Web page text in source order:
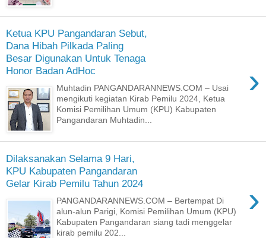
Ketua KPU Pangandaran Sebut,
Dana Hibah Pilkada Paling
Besar Digunakan Untuk Tenaga
Honor Badan AdHoc
›
Muhtadin PANGANDARANNEWS.COM – Usai
mengikuti kegiatan Kirab Pemilu 2024, Ketua
Komisi Pemilihan Umum (KPU) Kabupaten
Pangandaran Muhtadin...
Dilaksanakan Selama 9 Hari,
KPU Kabupaten Pangandaran
Gelar Kirab Pemilu Tahun 2024
›
PANGANDARANNEWS.COM – Bertempat Di
alun-alun Parigi, Komisi Pemilihan Umum (KPU)
Kabupaten Pangandaran siang tadi menggelar
kirab pemilu 202...